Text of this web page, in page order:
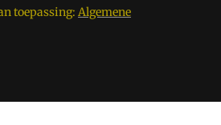
toepassing: Algemene